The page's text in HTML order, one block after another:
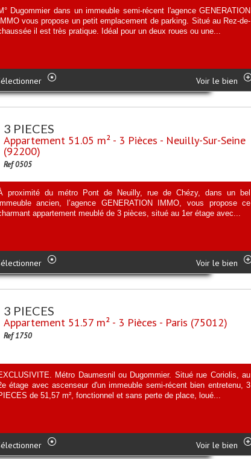
Dugommier dans un immeuble semi-récent l'agence GENERATION
IMMO vous propose un petit emplacement de parking. Situé au Rez-de-
il est très pratique. Idéal pour un deux roues ou une...
Voir le bien
3 PIECES
Appartement 51.05 m² - 3 Pièces - Neuilly-Sur-Seine
(92200)
Ref 0505
proximité du métro Pont de Neuilly, rue de Chézy, dans un bel
ancien, l’agence GENERATION IMMO, vous propose ce
appartement meublé de 3 pièces, situé au 1er étage avec...
Voir le bien
3 PIECES
Appartement 51.57 m² - 3 Pièces - Paris (75012)
Ref 1750
Métro Daumesnil ou Dugommier. Situé rue Coriolis, au
étage avec ascenseur d'un immeuble semi-récent bien entretenu, 3
de 51,57 m², fonctionnel et sans perte de place, loué...
Voir le bien